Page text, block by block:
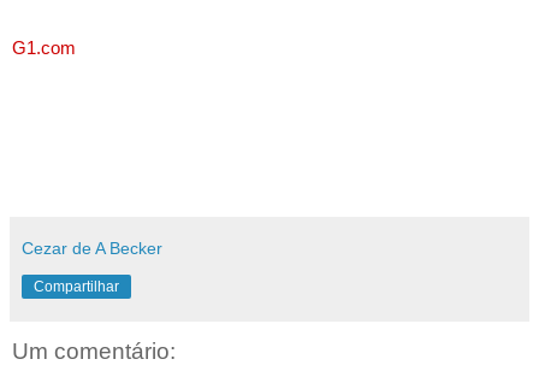
G1.com
Cezar de A Becker
Compartilhar
Um comentário: